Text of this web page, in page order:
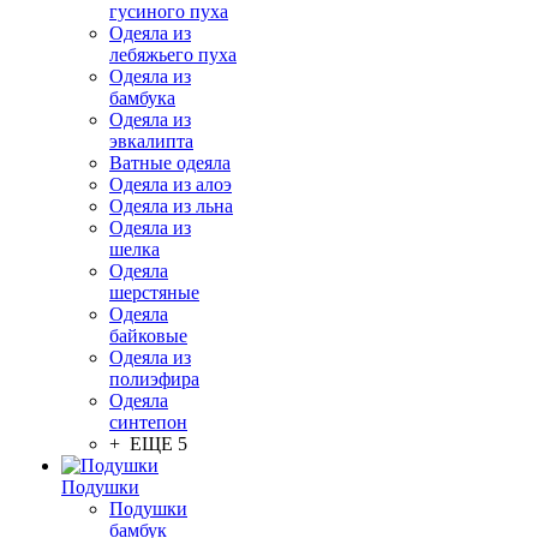
гусиного пуха
Одеяла из
лебяжьего пуха
Одеяла из
бамбука
Одеяла из
эвкалипта
Ватные одеяла
Одеяла из алоэ
Одеяла из льна
Одеяла из
шелка
Одеяла
шерстяные
Одеяла
байковые
Одеяла из
полиэфира
Одеяла
синтепон
+ ЕЩЕ 5
Подушки
Подушки
бамбук